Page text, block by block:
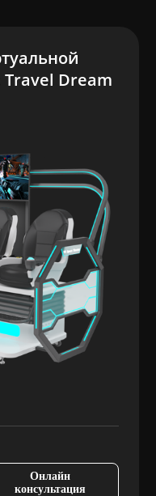
Travel Dream
Онлайн
консультация